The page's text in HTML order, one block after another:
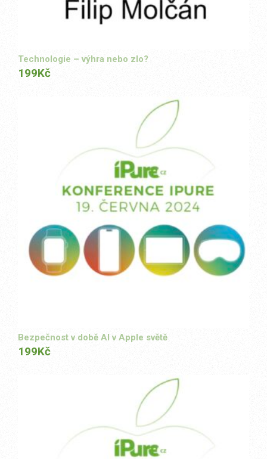
Technologie – výhra nebo zlo?
199Kč
Bezpečnost v době AI v Apple světě
199Kč